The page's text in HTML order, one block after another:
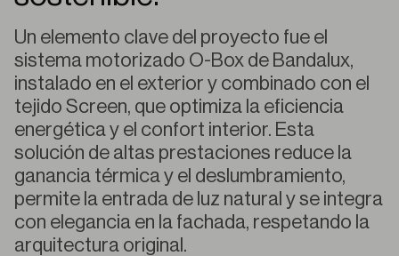
Un elemento clave del proyecto fue el
sistema motorizado O-Box de Bandalux,
instalado en el exterior y combinado con el
tejido Screen, que optimiza la eficiencia
energética y el confort interior. Esta
solución de altas prestaciones reduce la
ganancia térmica y el deslumbramiento,
permite la entrada de luz natural y se integra
con elegancia en la fachada, respetando la
arquitectura original.